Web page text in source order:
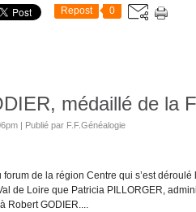
Repost 0
médaillé de la
| Publié par F.F.Généalogie
forum de la région Centre qui s’est
de Loire que Patricia PILLORGER,
Robert GODIER....